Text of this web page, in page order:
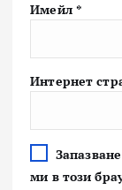
Имейл *
Интернет
ми в този